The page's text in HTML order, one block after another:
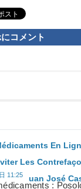
コメント
En
Les
Uan José
11:25
: